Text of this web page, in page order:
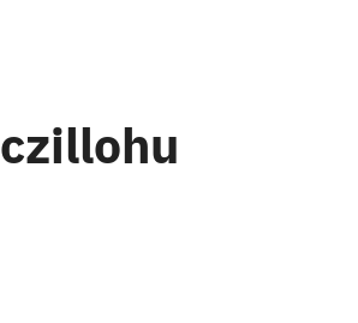
czillohu